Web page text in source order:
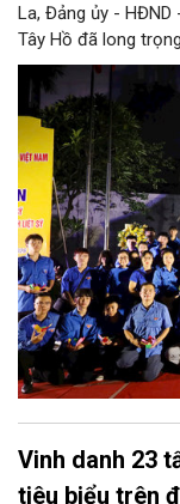
La, Đảng ủy - HĐND
Tây Hồ đã long
79 năm Ngày
Chương trình là dịp
và các tầng lớp
sắc đối với những
quốc, đồng thời tiếp
bằng những hành
Vinh danh 23
tiêu biểu trên